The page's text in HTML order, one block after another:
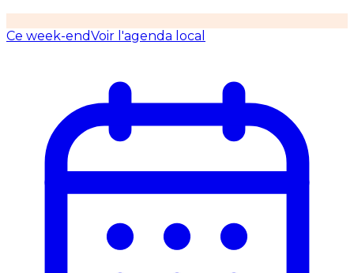
Ce week-endVoir l'agenda local